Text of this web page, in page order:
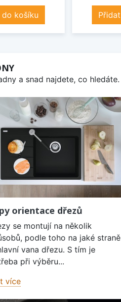
do košíku
a snad najdete, co
orientace dřezů
se montují na několik
podle toho na jaké straně
vana dřezu. S tím je
při výběru...
více